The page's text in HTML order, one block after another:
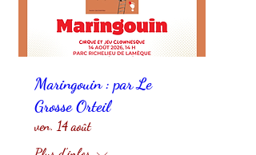
Maringouin : par Le
Grosse Orteil
ven. 14 août